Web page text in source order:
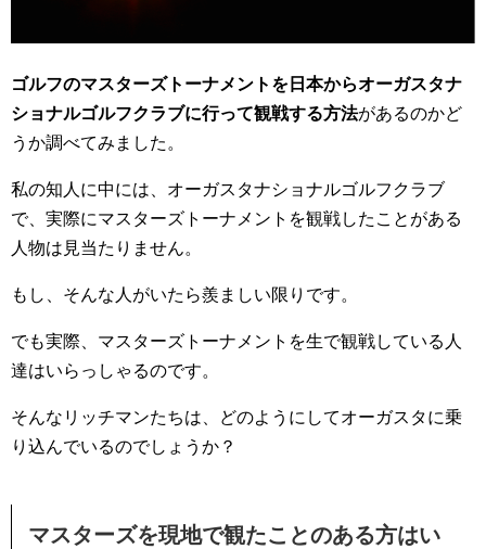
ゴルフのマスターズトーナメントを日本からオーガスタナ
ショナルゴルフクラブに行って観戦する方法があるのかど
うか調べてみました。
私の知人に中には、オーガスタナショナルゴルフクラブ
で、実際にマスターズトーナメントを観戦したことがある
人物は見当たりません。
もし、そんな人がいたら羨ましい限りです。
でも実際、マスターズトーナメントを生で観戦している人
達はいらっしゃるのです。
そんなリッチマンたちは、どのようにしてオーガスタに乗
り込んでいるのでしょうか？
マスターズを現地で観たことのある方はい